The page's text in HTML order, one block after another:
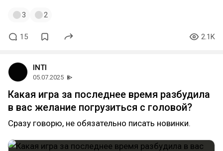
3 2
15 2.1K
INTI
05.07.2025
Какая игра за последнее время разбудила
в вас желание погрузиться с головой?
Сразу говорю, не обязательно писать новинки.